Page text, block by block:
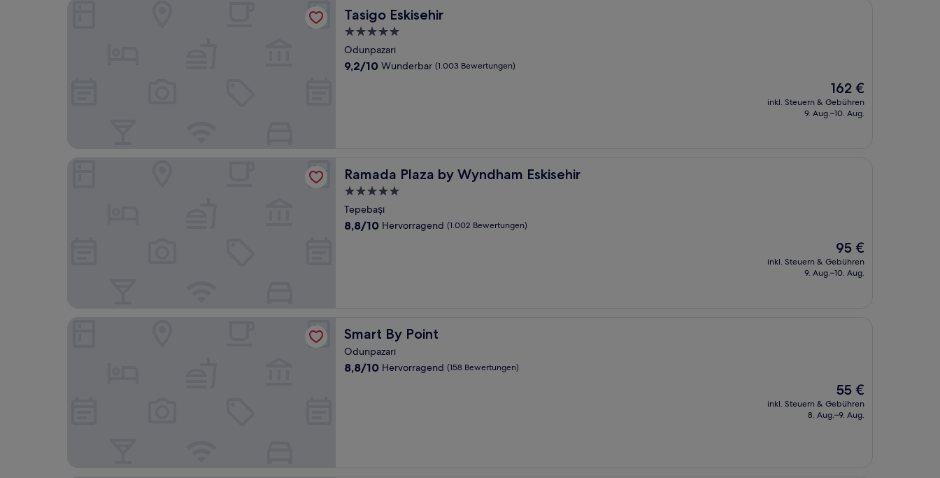
Tasigo Eskisehir
Tasigo Eskisehir
5.0-
Sterne-
Unterkunft
Odunpazarı
9.2
9,2/10 Wunderbar (1.003 Bewertungen)
Der
Preis
beträgt
162 €
inkl. Steuern & Gebühren
9. Aug.–10. Aug.
Ramada Plaza by Wyndham Eskisehir
Ramada Plaza by Wyndham Eskisehir
5.0-
Sterne-
Unterkunft
Tepebaşı
8.8
8,8/10 Hervorragend (1.002 Bewertungen)
Der
Preis
beträgt
95 €
inkl. Steuern & Gebühren
9. Aug.–10. Aug.
Smart By Point
Smart By Point
Odunpazarı
8.8
8,8/10 Hervorragend (158 Bewertungen)
Der
Preis
beträgt
55 €
inkl. Steuern & Gebühren
8. Aug.–9. Aug.